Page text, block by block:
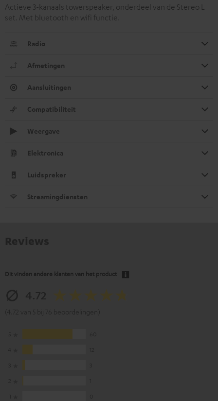
Actieve 3-kanaals towerspeaker, onderdeel van de Stereo L
set. Met bluetooth en wifi functie.
Radio
Afmetingen
Aansluitingen
Compatibiliteit
Weergave
Elektronica
Luidspreker
Streamingdiensten
Dit vinden andere klanten van het product